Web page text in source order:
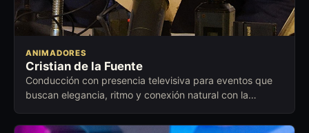
ANIMADORES
Cristian de la Fuente
Conducción con presencia televisiva para eventos que
buscan elegancia, ritmo y conexión natural con la